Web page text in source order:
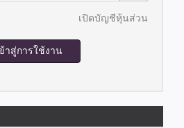
เปิดบัญชีหุ้นส่วน
าสู่การใช้งาน